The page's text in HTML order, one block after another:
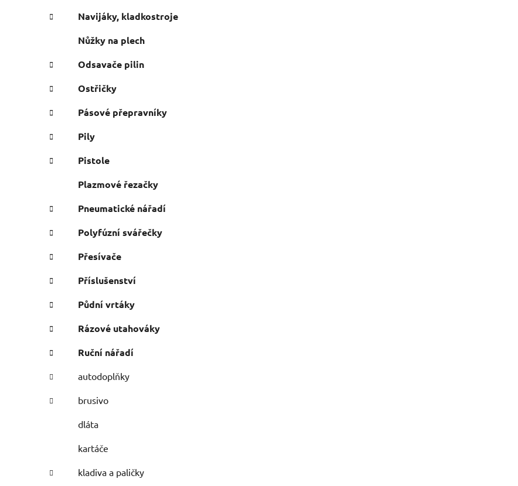
Navijáky, kladkostroje
Nůžky na plech
Odsavače pilin
Ostřičky
Pásové přepravníky
Pily
Pistole
Plazmové řezačky
Pneumatické nářadí
Polyfúzní svářečky
Přesívače
Příslušenství
Půdní vrtáky
Rázové utahováky
Ruční nářadí
autodoplňky
brusivo
dláta
kartáče
kladiva a paličky